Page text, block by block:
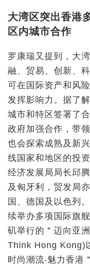
大湾区突出香港
区内城市合作
罗康瑞又提到，大
融、贸易、创新、
可在国际资产和风
发挥影响力。据了
城市和特区签署了
政府加强合作，带
也会探索成熟及新
线国家和地区的投
经济发展局局长邱
及匈牙利，贸发局
国、德国及以色列
续举办多项国际旗
矶举行的＂迈向亚
Think Hong Kong)
时尚潮流‧魅力香港